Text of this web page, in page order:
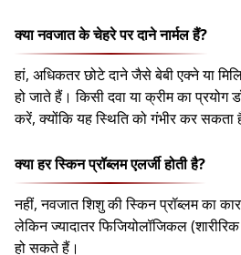
क्या नवजात के चेहरे पर दाने नार्मल हैं?
हां, अधिकतर छोटे दाने जैसे बेबी एक्ने या
हो जाते हैं। किसी दवा या क्रीम का प्रयोग
करें, क्योंकि यह स्थिति को गंभीर कर सकता
क्या हर स्किन प्रॉब्लम एलर्जी होती है?
नहीं, नवजात शिशु की स्किन प्रॉब्लम का
लेकिन ज्यादातर फिजियोलॉजिकल (शारीरिक
हो सकते हैं।